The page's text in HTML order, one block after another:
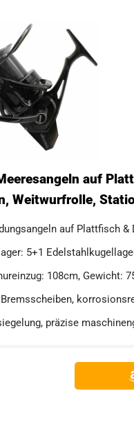
auf
Weitwurfrolle,
auf Plattfisch &
5+1
108cm, Gewicht:
präzise